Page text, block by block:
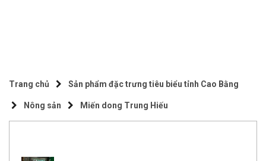
Trang chủ Sản phẩm đặc trưng tiêu biểu tỉnh Cao Bằng
Nông sản Miến dong Trung Hiếu